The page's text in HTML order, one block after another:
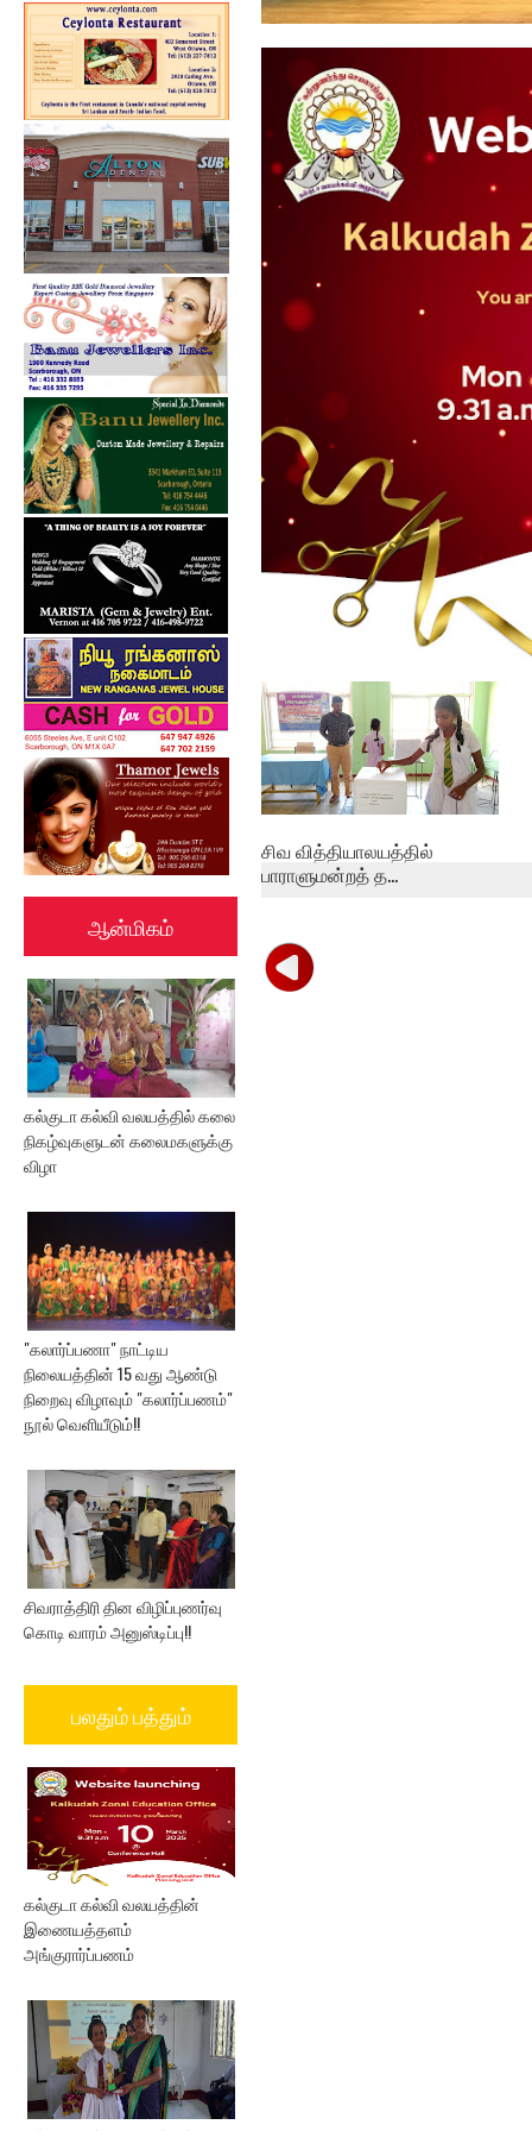
ஆன்மிகம்
கல்குடா கல்வி வலயத்தில் கலை
நிகழ்வுகளுடன் கலைமகளுக்கு
விழா
"கலார்ப்பணா" நாட்டிய
நிலையத்தின் 15 வது ஆண்டு
நிறைவு விழாவும் "கலார்ப்பணம்"
நூல் வெளியீடும்!!
சிவராத்திரி தின விழிப்புணர்வு
கொடி வாரம் அனுஸ்டிப்பு!!
பலதும் பத்தும்
கல்குடா கல்வி வலயத்தின்
இணையத்தளம்
அங்குரார்ப்பணம்
கல்குடா கல்வி வலயத்தின்
ஏற்பாட்டில...
கல்குடா கல்வி வலயத்தின்
இணையத்தளம் ...
சிவ வித்தியாலயத்தில்
பாராளுமன்றத் த...